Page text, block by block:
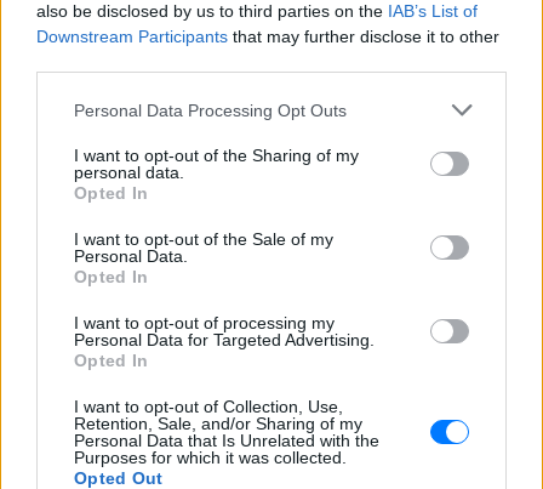
also be disclosed by us to third parties on the IAB’s List of
Downstream Participants that may further disclose it to other
Personal Data Processing Opt Outs
I want to opt-out of the Sharing of my
personal data.
Opted In
I want to opt-out of the Sale of my
Personal Data.
Opted In
I want to opt-out of processing my
Personal Data for Targeted Advertising.
Opted In
I want to opt-out of Collection, Use,
Retention, Sale, and/or Sharing of my
Personal Data that Is Unrelated with the
Purposes for which it was collected.
Opted Out
Ακολουθήστε το E-Radio.gr στοGoogle News
και μάθετε πρώτοιτα πιο hot νέα.
Εσύ μπήκες στο E-Daily.gr; Τα νέα της ημέρας
και ότι σου κάνει κλικ!
Ακολουθήστε το E-Radio.gr και στο Instagram